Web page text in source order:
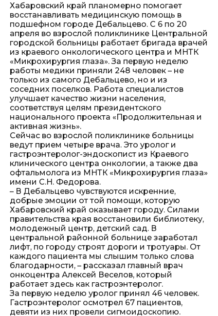
Хабаровский край планомерно помогает
восстанавливать медицинскую помощь в
подшефном городе Дебальцево. С 6 по 20
апреля во взрослой поликлинике Центральной
городской больницы работает бригада врачей
из краевого онкологического центра и МНТК
«Микрохирургия глаза». За первую неделю
работы медики приняли 248 человек – не
только из самого Дебальцево, но и из
соседних поселков. Работа специалистов
улучшает качество жизни населения,
соответствуя целям президентского
национального проекта «Продолжительная и
активная жизнь».
Сейчас во взрослой поликлинике больницы
ведут прием четыре врача. Это уролог и
гастроэнтеролог-эндоскопист из Краевого
клинического центра онкологии, а также два
офтальмолога из МНТК «Микрохирургия глаза»
имени С.Н. Федорова.
– В Дебальцево чувствуются искренние,
добрые эмоции от той помощи, которую
Хабаровский край оказывает городу. Силами
правительства края восстановили библиотеку,
молодежный центр, детский сад. В
центральной районной больнице заработал
лифт, по городу строят дороги и тротуары. От
каждого пациента мы слышим только слова
благодарности, – рассказал главный врач
онкоцентра Алексей Веселов, который
работает здесь как гастроэнтеролог.
За первую неделю уролог принял 46 человек.
Гастроэнтеролог осмотрел 67 пациентов,
девяти из них провели сигмоидоскопию.